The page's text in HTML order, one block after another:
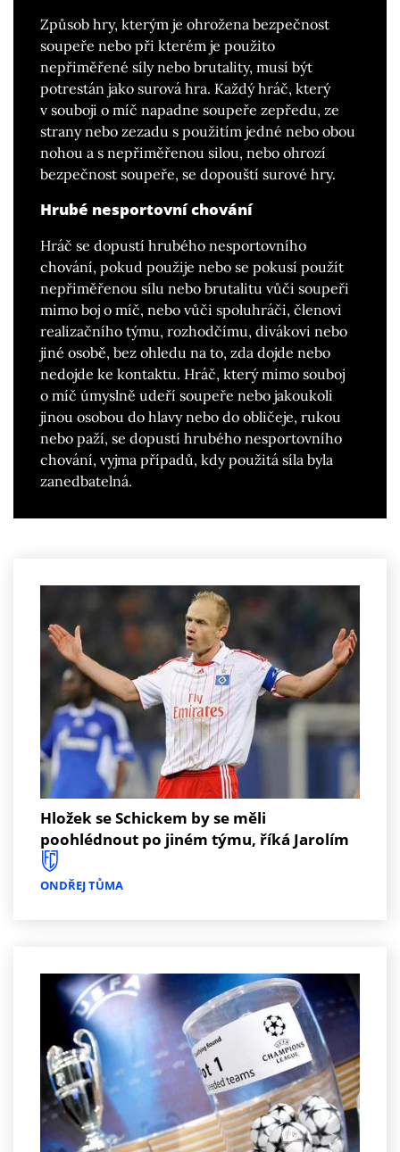
Způsob hry, kterým je ohrožena bezpečnost
soupeře nebo při kterém je použito
nepřiměřené síly nebo brutality, musí být
potrestán jako surová hra. Každý hráč, který
v souboji o míč napadne soupeře zepředu, ze
strany nebo zezadu s použitím jedné nebo obou
nohou a s nepřiměřenou silou, nebo ohrozí
bezpečnost soupeře, se dopouští surové hry.
Hrubé nesportovní chování
Hráč se dopustí hrubého nesportovního
chování, pokud použije nebo se pokusí použít
nepřiměřenou sílu nebo brutalitu vůči soupeři
mimo boj o míč, nebo vůči spoluhráči, členovi
realizačního týmu, rozhodčímu, divákovi nebo
jiné osobě, bez ohledu na to, zda dojde nebo
nedojde ke kontaktu. Hráč, který mimo souboj
o míč úmyslně udeří soupeře nebo jakoukoli
jinou osobou do hlavy nebo do obličeje, rukou
nebo paží, se dopustí hrubého nesportovního
chování, vyjma případů, kdy použitá síla byla
zanedbatelná.
Hložek se Schickem by se měli
poohlédnout po jiném týmu, říká Jarolím
ONDŘEJ TŮMA